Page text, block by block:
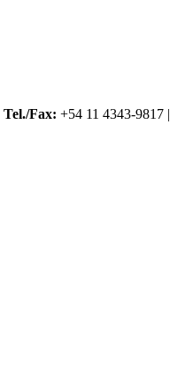
Tel./Fax: +54 11 4343-9817 |